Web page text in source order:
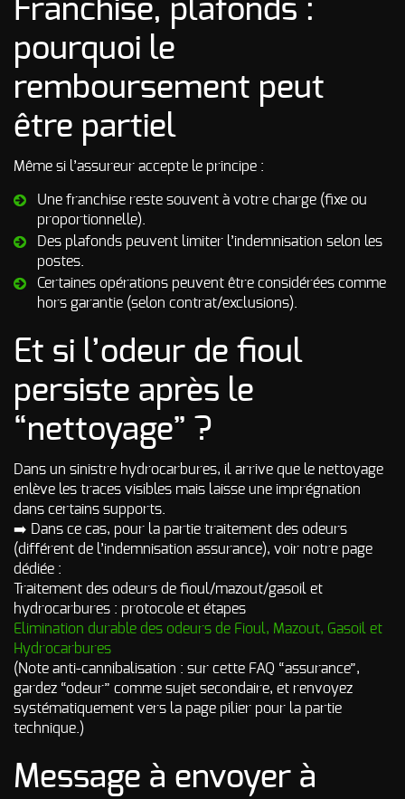
Franchise, plafonds :
pourquoi le
remboursement peut
être partiel
Même si l’assureur accepte le principe :
Une franchise reste souvent à votre charge (fixe ou
proportionnelle).
Des plafonds peuvent limiter l’indemnisation selon les
postes.
Certaines opérations peuvent être considérées comme
hors garantie (selon contrat/exclusions).
Et si l’odeur de fioul
persiste après le
“nettoyage” ?
Dans un sinistre hydrocarbures, il arrive que le nettoyage
enlève les traces visibles mais laisse une imprégnation
dans certains supports.
➡️ Dans ce cas, pour la partie traitement des odeurs
(différent de l’indemnisation assurance), voir notre page
dédiée :
Traitement des odeurs de fioul/mazout/gasoil et
hydrocarbures : protocole et étapes
Elimination durable des odeurs de Fioul, Mazout, Gasoil et
Hydrocarbures
(Note anti-cannibalisation : sur cette FAQ “assurance”,
gardez “odeur” comme sujet secondaire, et renvoyez
systématiquement vers la page pilier pour la partie
technique.)
Message à envoyer à